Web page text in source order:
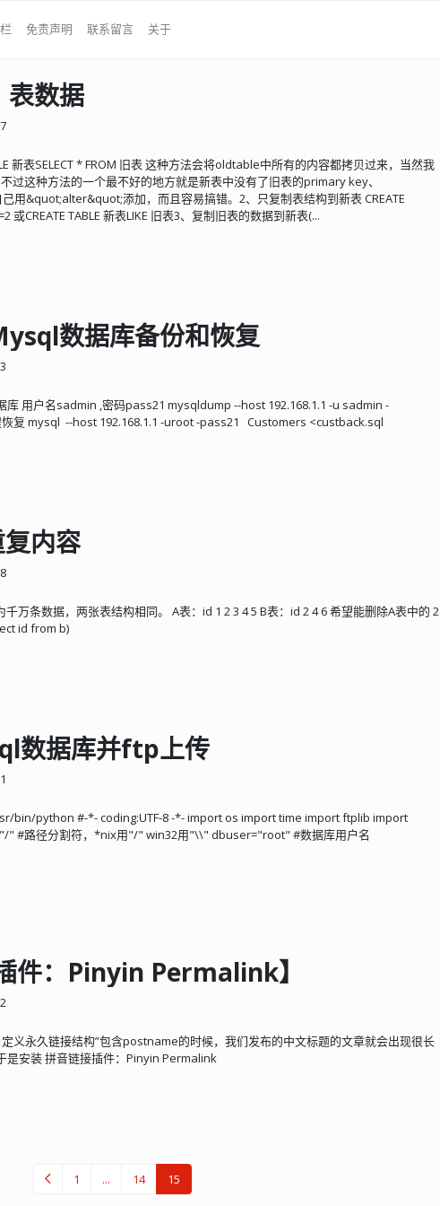
免责声明 联系留言 关于
数据
新表SELECT * FROM 旧表 这种方法会将oldtable中所有的内容都拷贝过来，当然我
这种方法的一个最不好的地方就是新表中没有了旧表的primary key、
用&quot;alter&quot;添加，而且容易搞错。2、只复制表结构到新表 CREATE
或CREATE TABLE 新表LIKE 旧表3、复制旧表的数据到新表(...
数据库备份和恢复
库 用户名sadmin ,密码pass21 mysqldump --host 192.168.1.1 -u sadmin -
复 mysql --host 192.168.1.1 -uroot -pass21 Customers <custback.sql
内容
万条数据，两张表结构相同。 A表：id 1 2 3 4 5 B表：id 2 4 6 希望能删除A表中的 2
id from b)
数据库并ftp上传
bin/python #-*- coding:UTF-8 -*- import os import time import ftplib import
#路径分割符，*nix用"/" win32用"\\" dbuser="root" #数据库用户名
件：Pinyin Permalink】
义永久链接结构”包含postname的时候，我们发布的中文标题的文章就会出现很长
是安装 拼音链接插件：Pinyin Permalink
1 ... 14 15